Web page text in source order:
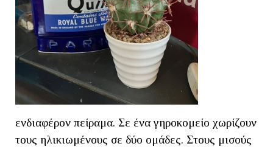
ενδιαφέρον πείραμα. Σε ένα γηροκομείο χωρίζουν
τους ηλικιωμένους σε δύο ομάδες. Στους μισούς